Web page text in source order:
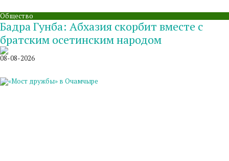
Общество
Бадра Гунба: Абхазия скорбит вместе с
братским осетинским народом
08-08-2026